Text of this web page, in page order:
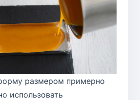
размером примерно
использовать